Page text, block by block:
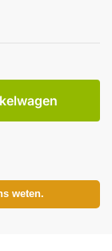
weten.